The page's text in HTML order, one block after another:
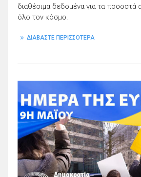
διαθέσιμα δεδομένα για τα ποσοστά
όλο τον κόσμο.
ΔΙΑΒΑΣΤΕ ΠΕΡΙΣΣΟΤΕΡΑ